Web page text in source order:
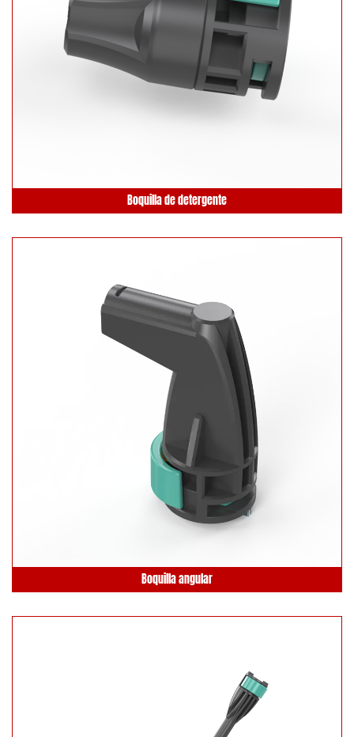
Boquilla de detergente
Boquilla angular